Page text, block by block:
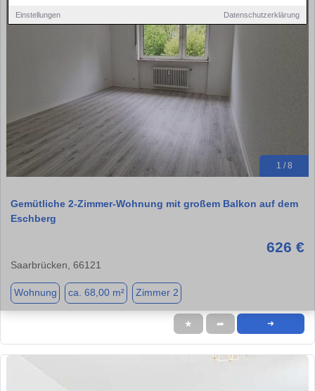
Einstellungen Datenschutzerklärung
1 / 8
Gemütliche 2-Zimmer-Wohnung mit großem Balkon auf dem
Eschberg
626 €
Saarbrücken, 66121
Wohnung ca. 68,00 m² Zimmer 2
★ ➦ ➜